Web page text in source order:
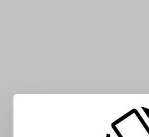
Type US (Mac)